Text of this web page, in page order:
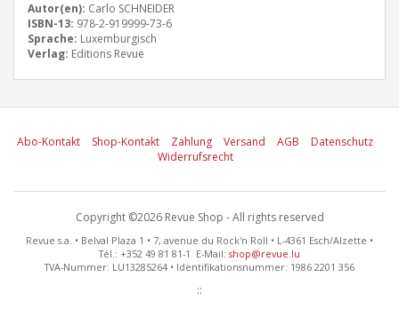
Autor(en): Carlo SCHNEIDER
ISBN-13: 978-2-919999-73-6
Sprache: Luxemburgisch
Verlag: Editions Revue
Abo-Kontakt Shop-Kontakt Zahlung Versand AGB
Datenschutz
Widerrufsrecht
Copyright ©2026 Revue Shop - All rights reserved
Revue s.a. • Belval Plaza 1 • 7, avenue du Rock'n Roll • L-4361 Esch/Alzette •
Tél.: +352 49 81 81-1 E-Mail: shop@revue.lu
TVA-Nummer: LU13285264 • Identifikationsnummer: 1986 2201 356
::